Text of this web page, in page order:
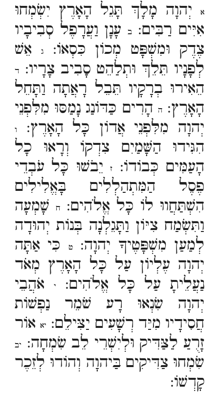
א
יְהוָה מָלָךְ תָּגֵל הָאָרֶץ יִשְׂמְחוּ
אִיִּים רַבִּים:ב
עָנָן וַעֲרָפֶל סְבִיבָיו
צֶדֶק וּמִשְׁפָּט מְכוֹן כִּסְאוֹ:ג
אֵשׁ
לְפָנָיו תֵּלֵךְ וּתְלַהֵט סָבִיב צָרָיו:
ד
הֵאִירוּ בְרָקָיו תֵּבֵל רָאֲתָה וַתָּחֵל
הָאָרֶץ:ה הָרִים כַּדּוֹנַג נָמַסּוּ מִלִּפְנֵי
יְהוָה מִלִּפְנֵי אֲדוֹן כָּל הָאָרֶץ:
ו
הִגִּידוּ הַשָּׁמַיִם צִדְקוֹ וְרָאוּ כָל
הָעַמִּים כְּבוֹדוֹ:
זיֵבֹשׁוּ כָּל עֹבְדֵי
פֶסֶל הַמִּתְהַלְלִים בָּאֱלִילִים
הִשְׁתַּחֲווּ לוֹ כָּל אֱלֹהִים:
ח
שָׁמְעָה
וַתִּשְׂמַח צִיּוֹן וַתָּגֵלְנָה בְּנוֹת יְהוּדָה
לְמַעַן מִשְׁפָּטֶיךָ יְהוָה:ט
כִּי אַתָּה
יְהוָה עֶלְיוֹן עַל כָּל הָאָרֶץ מְאֹד
נַעֲלֵיתָ עַל כָּל אֱלֹהִים:
י
אֹהֲבֵי
יְהוָה שִׂנְאוּ רָע שֹׁמֵר נַפְשׁוֹת
חֲסִידָיו מִיַּד רְשָׁעִים יַצִּילֵם: יאאוֹר
זָרֻעַ לַצַּדִּיק וּלְיִשְׁרֵי לֵב שִׂמְחָה:
יב
שִׂמְחוּ צַדִּיקִים בַּיהוָה וְהוֹדוּ לְזֵכֶר
קָדְשׁוֹ: